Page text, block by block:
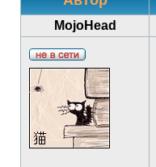
MojoHead